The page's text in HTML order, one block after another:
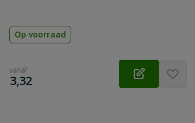
Op voorraad
vanaf
€
3,32